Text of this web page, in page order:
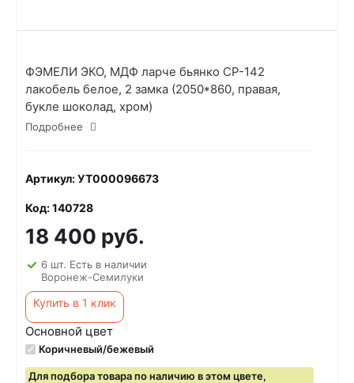
ФЭМЕЛИ ЭКО, МДФ ларче бьянко СР-142
лакобель белое, 2 замка (2050*860, правая,
букле шоколад, хром)
Подробнее
Артикул: УТ000096673
Код: 140728
18 400 руб.
6 шт. Есть в наличии
Воронеж-Семилуки
Купить в 1 клик
Основной цвет
Коричневый/бежевый
Для подбора товара по наличию в этом цвете,